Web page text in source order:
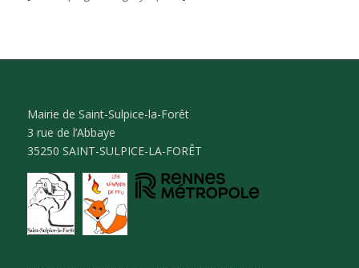
Mairie de Saint-Sulpice-la-Forêt
3 rue de l’Abbaye
35250 SAINT-SULPICE-LA-FORÊT